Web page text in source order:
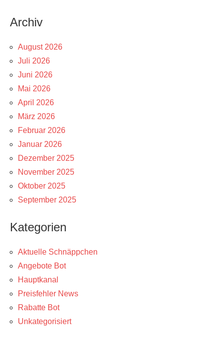
Archiv
August 2026
Juli 2026
Juni 2026
Mai 2026
April 2026
März 2026
Februar 2026
Januar 2026
Dezember 2025
November 2025
Oktober 2025
September 2025
Kategorien
Aktuelle Schnäppchen
Angebote Bot
Hauptkanal
Preisfehler News
Rabatte Bot
Unkategorisiert